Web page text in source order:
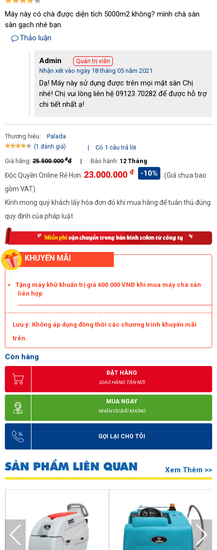
Thiết bị đang được sử dụng phổ biến tại nhiều khu vực
Máy được trang bị 2 motor hút và chà chuyên dụng với tổng
công suất lên tới 1950W cùng tốc độ vòng quay đạt 148
rpm/min. Qua đó tạo cho sản phẩm khả năng làm sạch khoảng
2000 -2500 m2/h. Hiện Palada PD2A đang được sử dụng như
dạng các đầu chải, pad chà. Bằng cách kết hợp
chà sàn phù hợp, các công việc vệ sinh đều được hoàn thành
nhanh chóng, ấn tượng.
Linh hoạt, tiện dụng
khả năng di chuyển luôn là vấn đề lớn. Tuy nhiên điều này đã
được khắc phục hoàn toàn trên máy chà sàn liên hợp cánh
bướm Palada PD2A.
Hệ thống tay cầm và bánh xe được tích hợp giúp người dùng có
thể dễ dàng di chuyển máy trong quá trình làm sạch. Bên cạnh
đó máy cũng được trang vị dây điện với chiều dài lên tới 18m
Lưu ý khi sử dụng máy chà sàn liên hợp cánh bướm Palada
Bạn có đang sử dụng máy chà sàn liên hợp cánh bướm Palada
PD2A đúng cách? Cần chú ý những gì khi vận hànhmáy chà
? Tham khảo ngay một số những lưu ý tại bài viết dưới đây!
Chọn mua máy có công suất phù hợp với nhu cầu sử dụng.
Máy này có chà được diện tích 5000m2 không? mình chà sàn
sàn gạch nhé bạn.
Thảo luận
Admin Quản trị viên
Nhận xét vào ngày 18 tháng 05 năm 2021
Dạ! Máy này sử dụng được trên mọi mặt sàn Chị
nhé! Chị vui lòng liên hệ 09123 70282 để được hỗ trợ
chi tiết nhất ạ!
Thương hiệu: Palada
(1 đánh giá) |
Có 1 câu trả lời
Giá hãng: 25.500.000đđ | Bảo hành: 12 Tháng
Độc Quyền Online Rẻ Hơn: 23.000.000 đ -10%
(Giá chưa bao
gồm VAT)
Kính mong quý khách lấy hóa đơn đỏ khi mua hàng để tuân thủ đúng
quy định của pháp luật
KHUYẾN MÃI
Tặng máy khử khuẩn trị giá 600.000 VNĐ khi mua máy chà sàn
liên hợp
Lưu ý: Không áp dụng đồng thời các chương trình khuyến mãi
trên.
Còn hàng
ĐẶT HÀNG
GIAO HÀNG TẬN NƠI
MUA NGAY
NHẬN ƯU ĐÃI KHỦNG
GỌI LẠI CHO TÔI
SẢN PHẨM LIÊN QUAN Xem Thêm >>